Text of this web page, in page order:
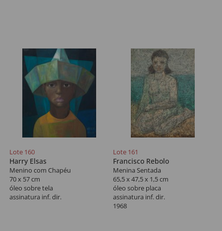
Lote 160
Harry Elsas
Menino com Chapéu
70 x 57 cm
óleo sobre tela
assinatura inf. dir.
Lote 161
Francisco Rebolo
Menina Sentada
65,5 x 47,5 x 1,5 cm
óleo sobre placa
assinatura inf. dir.
1968